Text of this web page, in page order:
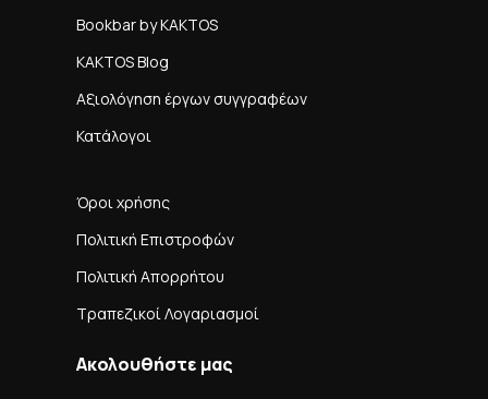
Bookbar by KAKTOS
KAKTOS Blog
Αξιολόγηση έργων συγγραφέων
Κατάλογοι
Όροι χρήσης
Πολιτική Επιστροφών
Πολιτική Απορρήτου
Τραπεζικοί Λογαριασμοί
Ακολουθήστε μας